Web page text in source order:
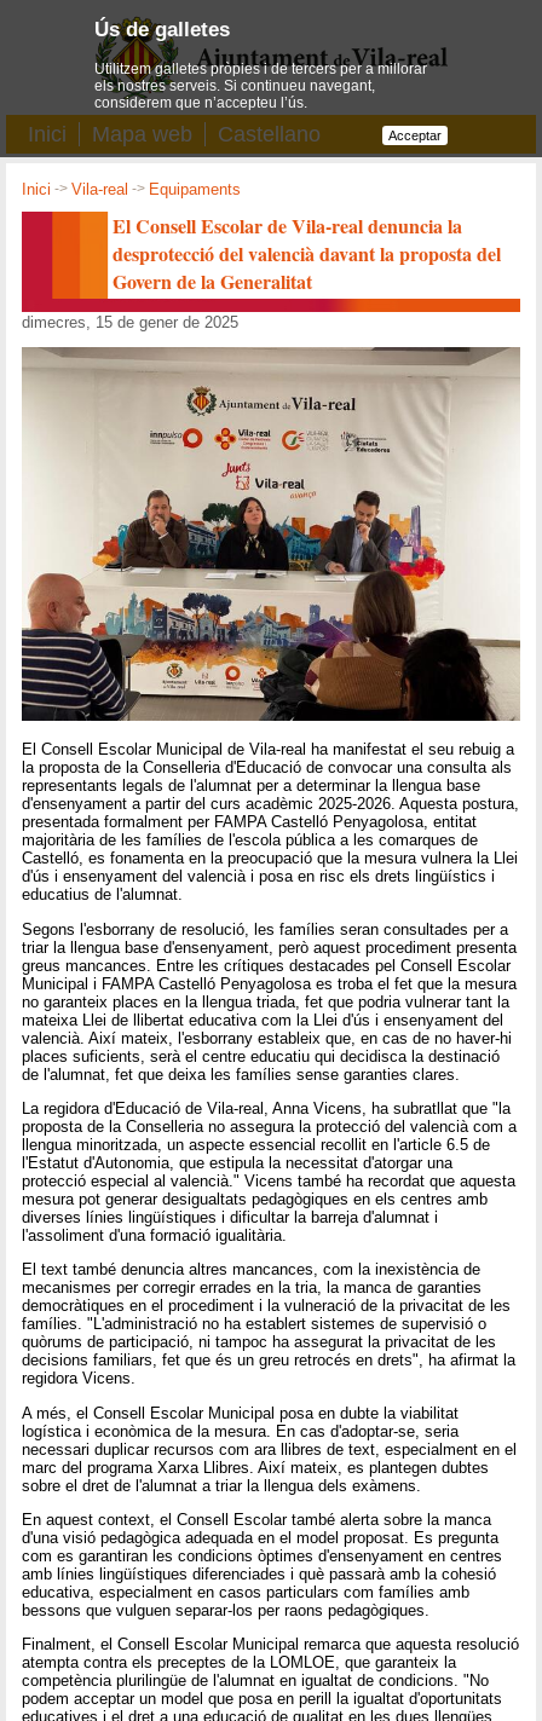
Inici Mapa web Castellano
Inici ->Vila-real -> Equipaments
El Consell Escolar de Vila-real denuncia la
desprotecció del valencià davant la proposta del
Govern de la Generalitat
dimecres, 15 de gener de 2025
El Consell Escolar Municipal de Vila-real ha manifestat el seu rebuig a
la proposta de la Conselleria d'Educació de convocar una consulta als
representants legals de l'alumnat per a determinar la llengua base
d'ensenyament a partir del curs acadèmic 2025-2026. Aquesta postura,
presentada formalment per FAMPA Castelló Penyagolosa, entitat
majoritària de les famílies de l'escola pública a les comarques de
Castelló, es fonamenta en la preocupació que la mesura vulnera la Llei
d'ús i ensenyament del valencià i posa en risc els drets lingüístics i
educatius de l'alumnat.
Segons l'esborrany de resolució, les famílies seran consultades per a
triar la llengua base d'ensenyament, però aquest procediment presenta
greus mancances. Entre les crítiques destacades pel Consell Escolar
Municipal i FAMPA Castelló Penyagolosa es troba el fet que la mesura
no garanteix places en la llengua triada, fet que podria vulnerar tant la
mateixa Llei de llibertat educativa com la Llei d'ús i ensenyament del
valencià. Així mateix, l'esborrany estableix que, en cas de no haver-hi
places suficients, serà el centre educatiu qui decidisca la destinació
de l'alumnat, fet que deixa les famílies sense garanties clares.
La regidora d'Educació de Vila-real, Anna Vicens, ha subratllat que "la
proposta de la Conselleria no assegura la protecció del valencià com a
llengua minoritzada, un aspecte essencial recollit en l'article 6.5 de
l'Estatut d'Autonomia, que estipula la necessitat d'atorgar una
protecció especial al valencià." Vicens també ha recordat que aquesta
mesura pot generar desigualtats pedagògiques en els centres amb
diverses línies lingüístiques i dificultar la barreja d'alumnat i
l'assoliment d'una formació igualitària.
El text també denuncia altres mancances, com la inexistència de
mecanismes per corregir errades en la tria, la manca de garanties
democràtiques en el procediment i la vulneració de la privacitat de les
famílies. "L'administració no ha establert sistemes de supervisió o
quòrums de participació, ni tampoc ha assegurat la privacitat de les
decisions familiars, fet que és un greu retrocés en drets", ha afirmat la
regidora Vicens.
A més, el Consell Escolar Municipal posa en dubte la viabilitat
logística i econòmica de la mesura. En cas d'adoptar-se, seria
necessari duplicar recursos com ara llibres de text, especialment en el
marc del programa Xarxa Llibres. Així mateix, es plantegen dubtes
sobre el dret de l'alumnat a triar la llengua dels exàmens.
En aquest context, el Consell Escolar també alerta sobre la manca
d'una visió pedagògica adequada en el model proposat. Es pregunta
com es garantiran les condicions òptimes d'ensenyament en centres
amb línies lingüístiques diferenciades i què passarà amb la cohesió
educativa, especialment en casos particulars com famílies amb
bessons que vulguen separar-los per raons pedagògiques.
Finalment, el Consell Escolar Municipal remarca que aquesta resolució
atempta contra els preceptes de la LOMLOE, que garanteix la
competència plurilingüe de l'alumnat en igualtat de condicions. "No
podem acceptar un model que posa en perill la igualtat d'oportunitats
educatives i el dret a una educació de qualitat en les dues llengües
Ús de galletes
Utilitzem galletes pròpies i de tercers per a millorar
els nostres serveis. Si continueu navegant,
considerem que n’accepteu l’ús.
Acceptar